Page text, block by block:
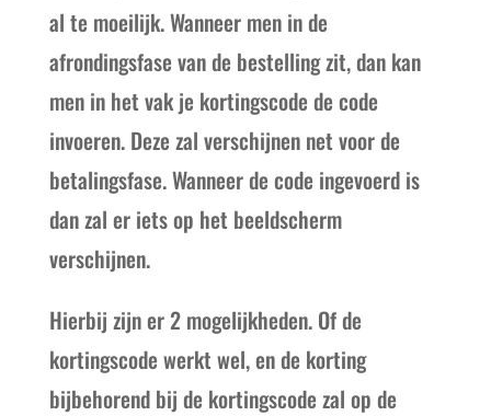
al te moeilijk. Wanneer men in de
afrondingsfase van de bestelling zit, dan kan
men in het vak je kortingscode de code
invoeren. Deze zal verschijnen net voor de
betalingsfase. Wanneer de code ingevoerd is
dan zal er iets op het beeldscherm
verschijnen.
Hierbij zijn er 2 mogelijkheden. Of de
kortingscode werkt wel, en de korting
bijbehorend bij de kortingscode zal op de